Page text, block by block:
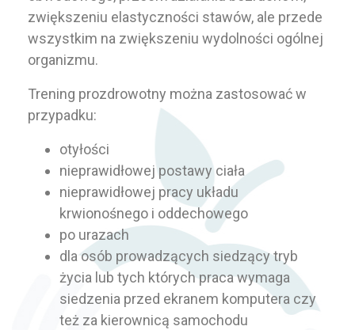
zwiększeniu elastyczności stawów, ale przede
wszystkim na zwiększeniu wydolności ogólnej
organizmu.
Trening prozdrowotny można zastosować w
przypadku:
otyłości
nieprawidłowej postawy ciała
nieprawidłowej pracy układu
krwionośnego i oddechowego
po urazach
dla osób prowadzących siedzący tryb
życia lub tych których praca wymaga
siedzenia przed ekranem komputera czy
też za kierownicą samochodu